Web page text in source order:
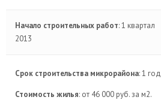
Начало строительных работ: 1 квартал
2013
Срок строительства микрорайона: 1 год
Стоимость жилья: от 46 000 руб. за м2.